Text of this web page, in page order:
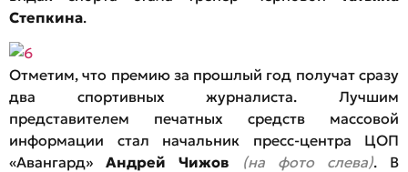
Степкина.
Отметим, что премию за прошлый год получат сразу
два спортивных журналиста. Лучшим
представителем печатных средств массовой
информации стал начальник пресс-центра ЦОП
«Авангард»Андрей Чижов (на фото слева). В